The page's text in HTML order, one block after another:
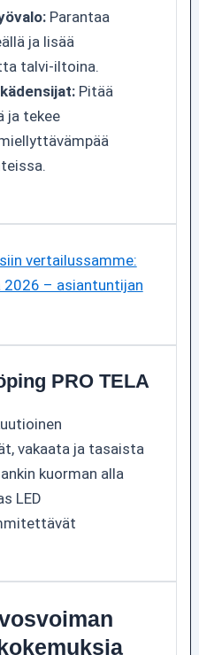
Parantaa
ja lisää
talvi-iltoina.
Pitää
ja tekee
vertailussamme:
2026 – asiantuntijan
PRO TELA
vakaata ja tasaista
kuorman alla
LED